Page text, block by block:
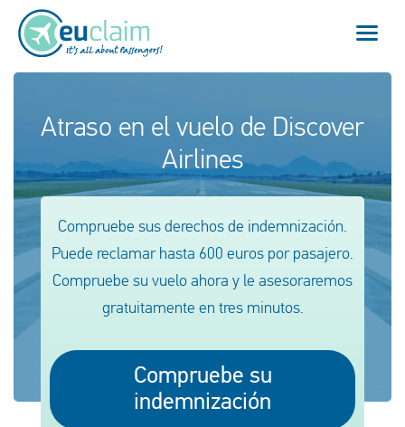
Vuelo cancelado
Vuelo retrasado
Conexión perdida
Embarque denegado
Nuestro servicio
Atraso en el vuelo de Discover
Airlines
Compruebe sus derechos de indemnización.
Puede reclamar hasta 600 euros por pasajero.
Compruebe su vuelo ahora y le asesoraremos
gratuitamente en tres minutos.
Compruebe su
indemnización